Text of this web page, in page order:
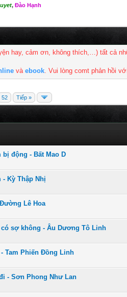
, Đào Hạnh
hay, cảm ơn, không thích,…) tất cả
và ebook. Vui lòng comt phản hồi
52 Tiếp »
bị động - Bất Mao D
quá 5 sao
1 2345
- Kỳ Thập Nhị
quá 5 sao
12 45
Lê Hoa
quá 5 sao
1234 5
có sợ không - Âu Dương Tô Linh
quá 5 sao
1 23 45
Tam Phiến Đồng Linh
quá 5 sao
123 4 5
- Sơn Phong Như Lan
quá 5 sao
1 2345